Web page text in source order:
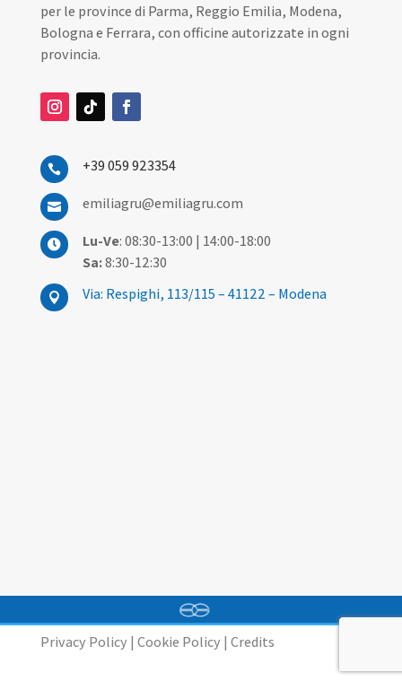
per le province di Parma, Reggio Emilia, Modena,
Bologna e Ferrara, con officine autorizzate in ogni
provincia.
 +39 059 923354
 emiliagru@emiliagru.com
 Lu-Ve: 08:30-13:00 | 14:00-18:00
Sa:8:30-12:30
 Via: Respighi, 113/115 – 41122 – Modena
Privacy Policy | Cookie Policy | Credits